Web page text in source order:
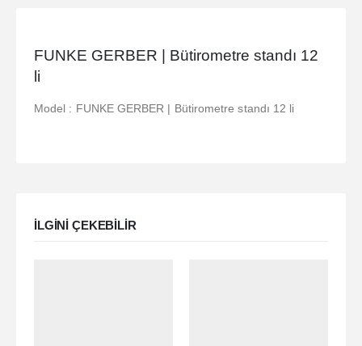
FUNKE GERBER | Bütirometre standı 12
li
Model : FUNKE GERBER | Bütirometre standı 12 li
ILGINI ÇEKEBILIR